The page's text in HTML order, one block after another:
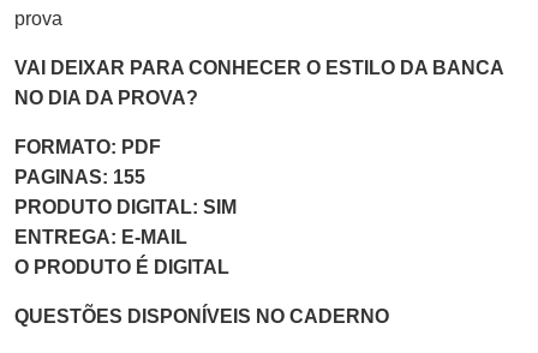
prova
VAI DEIXAR PARA CONHECER O ESTILO DA BANCA
NO DIA DA PROVA?
FORMATO: PDF
PAGINAS: 155
PRODUTO DIGITAL: SIM
ENTREGA: E-MAIL
O PRODUTO É DIGITAL
QUESTÕES DISPONÍVEIS NO CADERNO